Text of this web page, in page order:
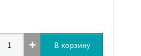
В корзину